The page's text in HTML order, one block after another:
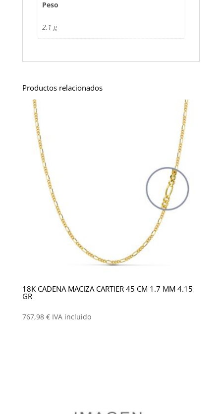
Peso
2,1 g
Productos relacionados
18K CADENA MACIZA CARTIER 45 CM 1.7 MM 4.15
GR
767,98 € IVA incluido